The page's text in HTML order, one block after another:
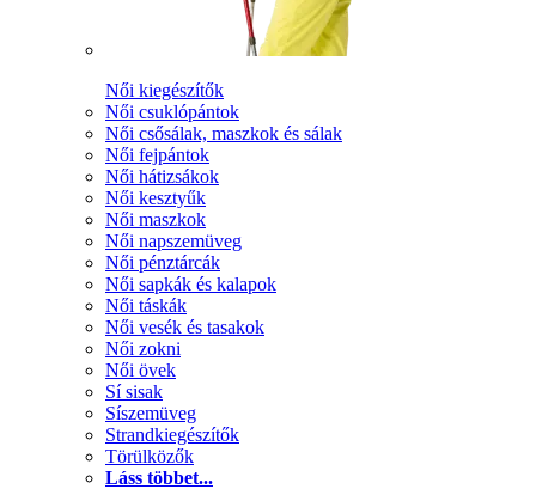
Női kiegészítők
Női csuklópántok
Női csősálak, maszkok és sálak
Női fejpántok
Női hátizsákok
Női kesztyűk
Női maszkok
Női napszemüveg
Női pénztárcák
Női sapkák és kalapok
Női táskák
Női vesék és tasakok
Női zokni
Női övek
Sí sisak
Síszemüveg
Strandkiegészítők
Törülközők
Láss többet...